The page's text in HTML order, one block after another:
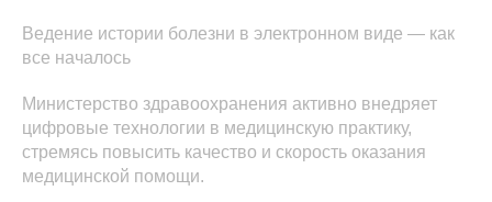
Ведение истории болезни в электронном виде — как
все началось
Министерство здравоохранения активно внедряет
цифровые технологии в медицинскую практику,
стремясь повысить качество и скорость оказания
медицинской помощи.